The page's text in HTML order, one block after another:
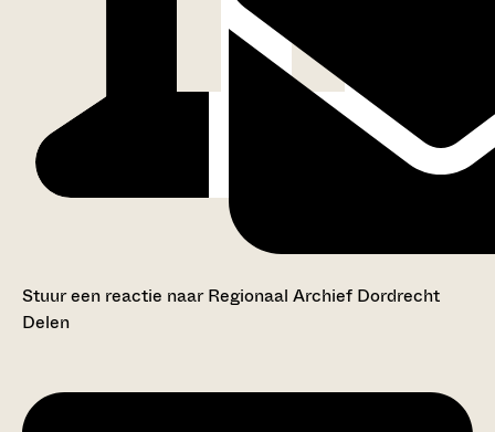
Stuur een reactie naar Regionaal Archief Dordrecht
Delen